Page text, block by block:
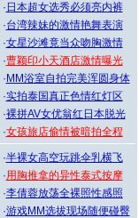
· 日本超女选秀必须亮内裤
·台湾辣妹的激情艳舞表演
·女星沙滩竟当众吻胸激情
·曹颖印小天酒店激情曝光
· MM浴室自拍完美浑圆身体
·实拍泰国真正色情红灯区
·裸拼AV女优翁红日本脱光
·女孩旅店偷情被暗拍全程
·半裸女高空玩跳伞乳横飞
·用胸推拿的异性泰式按摩
·李倩蓉放荡全裸照性感照
·游戏MM选拔现场随便碰臀